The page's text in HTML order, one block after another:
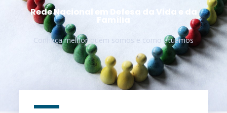
Rede Nacional em Defesa da Vida e da
Família
Conheça melhor quem somos e como atuamos